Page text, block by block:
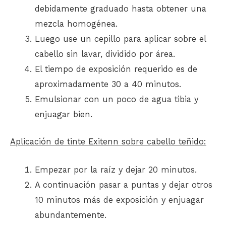
debidamente graduado hasta obtener una
mezcla homogénea.
Luego use un cepillo para aplicar sobre el
cabello sin lavar, dividido por área.
El tiempo de exposición requerido es de
aproximadamente 30 a 40 minutos.
Emulsionar con un poco de agua tibia y
enjuagar bien.
Aplicación de tinte Exitenn sobre cabello teñido:
Empezar por la raíz y dejar 20 minutos.
A continuación pasar a puntas y dejar otros
10 minutos más de exposición y enjuagar
abundantemente.